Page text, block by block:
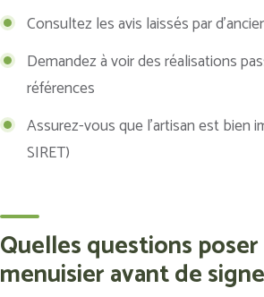
Consultez les avis laissés par
Demandez à voir des réalisations
références
Assurez-vous que l’artisan est bien
SIRET)
Quelles questions
menuisier avant de